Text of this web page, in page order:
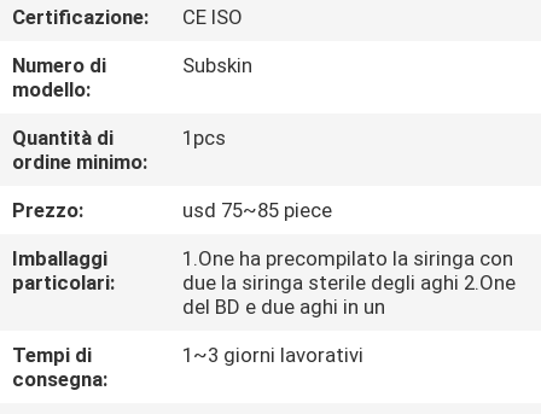
VISITA
ALLA
FABBRICA
CONTROLLO
DELLA
QUALITÀ
CONTATTACI
Certificazione:
CE ISO
Numero di
modello:
Subskin
Quantità di
ordine minimo:
1pcs
Prezzo:
usd 75~85 piece
Imballaggi
particolari:
1.One ha precompilato la siringa con
due la siringa sterile degli aghi 2.One
del BD e due aghi in un
Tempi di
consegna:
1~3 giorni lavorativi